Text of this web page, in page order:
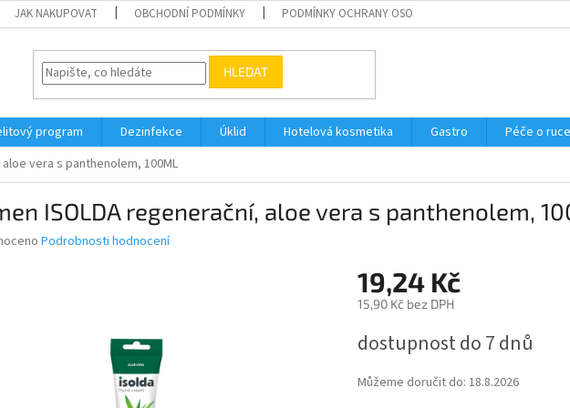
JAK NAKUPOVAT OBCHODNÍ PODMÍNKY PODMÍNKY OCHRANY OSOBNÍCH ÚDAJŮ
HLEDAT
program Dezinfekce Úklid Hotelová kosmetika Gastro Péče o ruce
vera s panthenolem, 100ML
ISOLDA regenerační, aloe vera s panthenolem,
Podrobnosti hodnocení
19,24 Kč
15,90 Kč bez DPH
cena:
dostupnost do 7 dnů
Můžeme doručit do: 18.8.2026